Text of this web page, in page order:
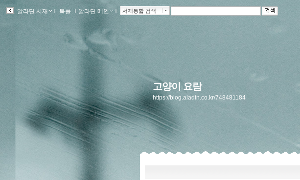
알라딘 서재 ｌ 북플 ｌ 알라딘 메인 ｌ 서재통합 검색
고양이 요람
https://blog.aladin.co.kr/748481184